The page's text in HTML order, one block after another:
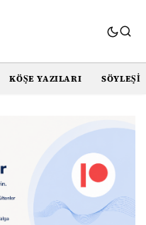
KÖŞE YAZILARI SÖYLEŞI